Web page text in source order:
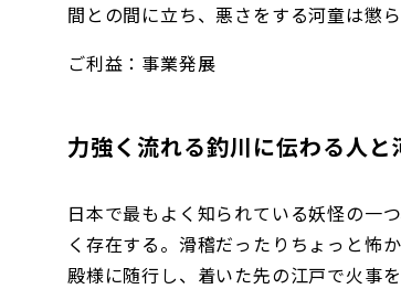
間との間に立ち、悪さをする河童は懲ら
ご利益：事業発展
力強く流れる釣川に伝わる人
日本で最もよく知られている妖怪の一
く存在する。滑稽だったりちょっと怖
殿様に随行し、着いた先の江戸で火事